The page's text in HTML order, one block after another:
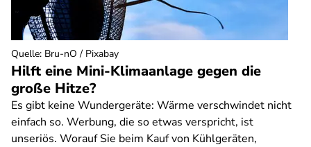
Hilft eine Mini-Klimaanlage gegen die
große Hitze?
Es gibt keine Wundergeräte: Wärme verschwindet nicht
einfach so. Werbung, die so etwas verspricht, ist
unseriös. Worauf Sie beim Kauf von Kühlgeräten,
Quelle: Bru-nO / Pixabay